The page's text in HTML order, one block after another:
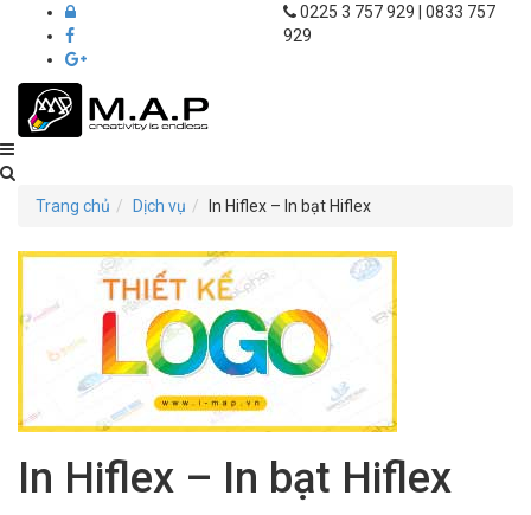
0225 3 757 929 | 0833 757
929
kế
in
ấn
M.A.P
Hải
Phòng
Trang chủ Dịch vụ In Hiflex – In bạt Hiflex
In Hiflex – In bạt Hiflex